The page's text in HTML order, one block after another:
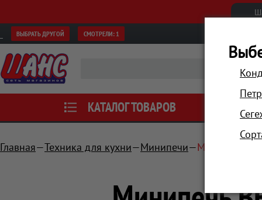
ВЫБРАТЬ ДРУГОЙ СМОТРЕЛИ: 1
КАТАЛОГ ТОВАРОВ АКЦИИ
Главная Техника для кухни Минипечи Минипечь